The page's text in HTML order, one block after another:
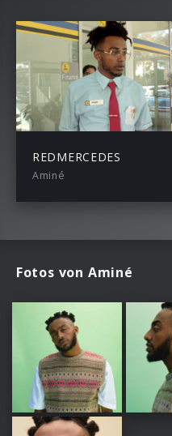
REDMERCEDES
Aminé
Fotos von Aminé